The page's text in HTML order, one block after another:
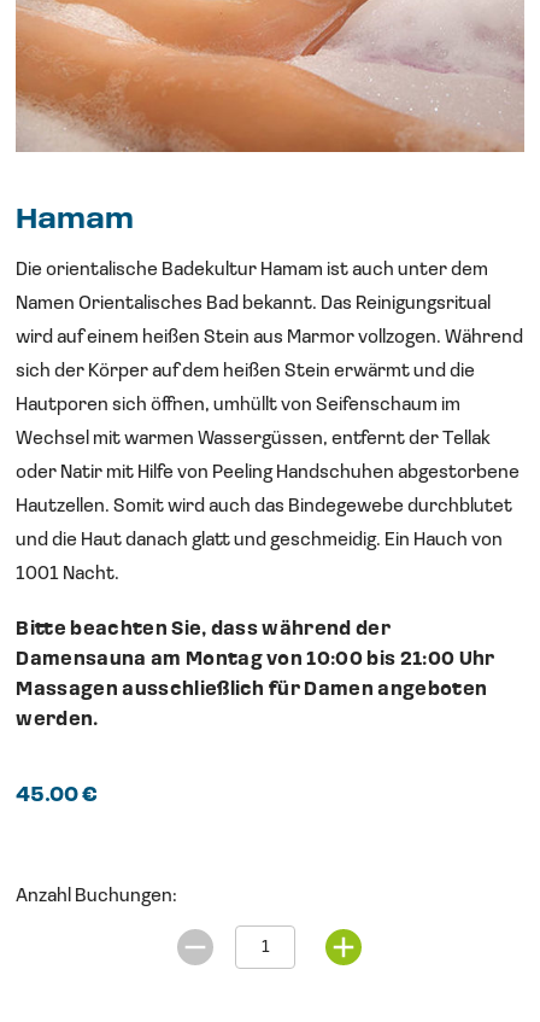
Hamam
Die orientalische Badekultur Hamam ist auch unter dem
Namen Orientalisches Bad bekannt. Das Reinigungsritual
wird auf einem heißen Stein aus Marmor vollzogen. Während
sich der Körper auf dem heißen Stein erwärmt und die
Hautporen sich öffnen, umhüllt von Seifenschaum im
Wechsel mit warmen Wassergüssen, entfernt der Tellak
oder Natir mit Hilfe von Peeling Handschuhen abgestorbene
Hautzellen. Somit wird auch das Bindegewebe durchblutet
und die Haut danach glatt und geschmeidig. Ein Hauch von
1001 Nacht.
Bitte beachten Sie, dass während der
Damensauna am Montag von 10:00 bis 21:00 Uhr
Massagen ausschließlich für Damen angeboten
werden.
45.00 €
Anzahl Buchungen: